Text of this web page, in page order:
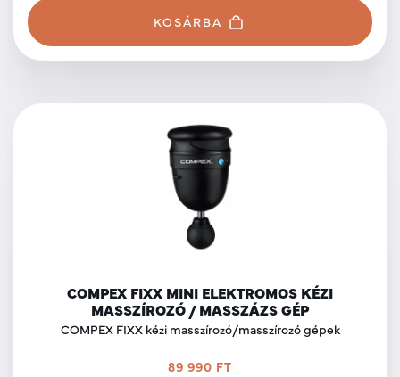
KOSÁRBA
COMPEX FIXX MINI ELEKTROMOS KÉZI
MASSZÍROZÓ / MASSZÁZS GÉP
COMPEX FIXX kézi masszírozó/masszírozó gépek
89 990 FT